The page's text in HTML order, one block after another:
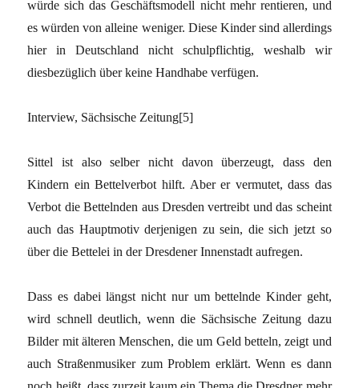
würde sich das Geschäftsmodell nicht mehr rentieren, und
es würden von alleine weniger. Diese Kinder sind allerdings
hier in Deutschland nicht schulpflichtig, weshalb wir
diesbezüglich über keine Handhabe verfügen.
Interview, Sächsische Zeitung[5]
Sittel ist also selber nicht davon überzeugt, dass den
Kindern ein Bettelverbot hilft. Aber er vermutet, dass das
Verbot die Bettelnden aus Dresden vertreibt und das scheint
auch das Hauptmotiv derjenigen zu sein, die sich jetzt so
über die Bettelei in der Dresdener Innenstadt aufregen.
Dass es dabei längst nicht nur um bettelnde Kinder geht,
wird schnell deutlich, wenn die Sächsische Zeitung dazu
Bilder mit älteren Menschen, die um Geld betteln, zeigt und
auch Straßenmusiker zum Problem erklärt. Wenn es dann